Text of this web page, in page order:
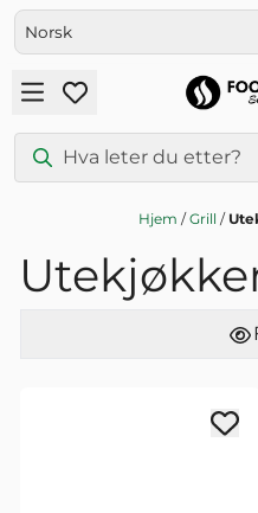
Hopp til innhold
Hjem /Grill /